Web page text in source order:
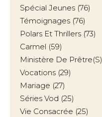
Spécial Jeunes (76)
Témoignages (76)
Polars Et Thrillers (73)
Carmel (59)
Ministère De Prêtre(s)
Vocations (29)
Mariage (27)
Séries Vod (25)
Vie Consacrée (25)